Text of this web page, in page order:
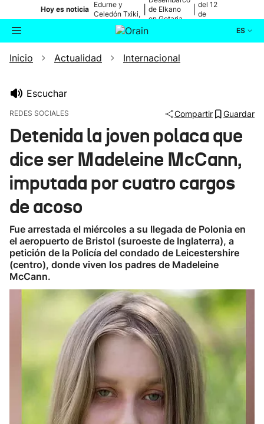
Hoy es noticia
Edurne y
Celedón Txiki,
en directo
de Elkano
en Getaria
del 12
de
ES
Buscador Actualidad
Ikusmiran
Eguraldia
Inicio Actualidad Internacional
Escuchar
REDES SOCIALES Compartir Guardar
Detenida la joven polaca que
dice ser Madeleine McCann,
imputada por cuatro cargos
de acoso
Fue arrestada el miércoles a su llegada de Polonia en
el aeropuerto de Bristol (suroeste de Inglaterra), a
petición de la Policía del condado de Leicestershire
(centro), donde viven los padres de Madeleine
McCann.